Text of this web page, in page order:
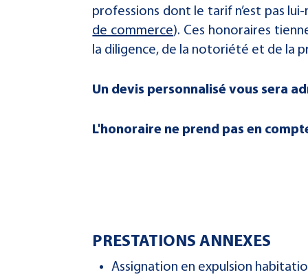
professions dont le tarif n’est pas
de commerce). Ces honoraires
la diligence, de la notoriété et de la
Un devis personnalisé vous sera
L'honoraire ne prend pas en
PRESTATIONS ANNEXES
Assignation en expulsion